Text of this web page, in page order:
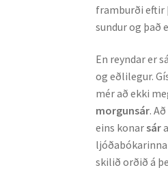
framburði eftir
sundur og það
En reyndar er
og eðlilegur.
mér að ekki
morgunsár.
eins konarsár
skilið orðið á